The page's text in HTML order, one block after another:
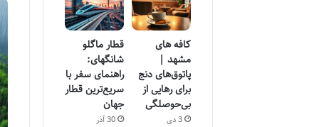
کافه های
مشهد |
پاتوق‌های دنج
برای رهایی از
بی‌حوصلگی
3 دی
قطار ماگلو
شانگهای:
راهنمای سفر با
سریع‌ترین قطار
جهان
30 آذر